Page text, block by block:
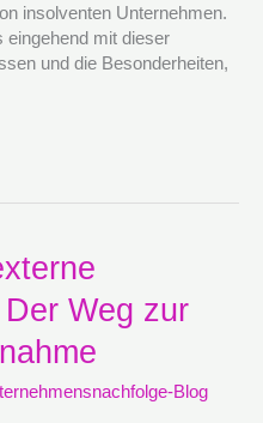
insolventen Unternehmen.
eingehend mit dieser
und die Besonderheiten,
Weg zur
Blog